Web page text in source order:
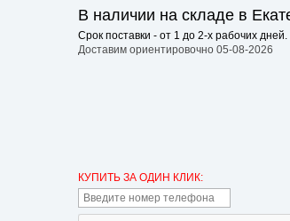
В наличии на складе в
Срок поставки - от 1 до 2-х рабочих дней.
Доставим ориентировочно 05-08-2026
КУПИТЬ ЗА ОДИН КЛИК: